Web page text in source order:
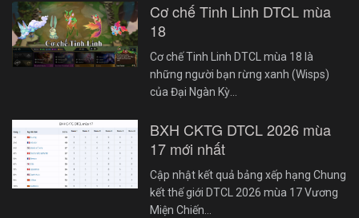
Cơ chế Tinh Linh DTCL mùa
18
Cơ chế Tinh Linh DTCL mùa 18 là
những người bạn rừng xanh (Wisps)
của Đại Ngàn Kỳ…
BXH CKTG DTCL 2026 mùa
17 mới nhất
Cập nhật kết quả bảng xếp hạng Chung
kết thế giới DTCL 2026 mùa 17 Vương
Miện Chiến…